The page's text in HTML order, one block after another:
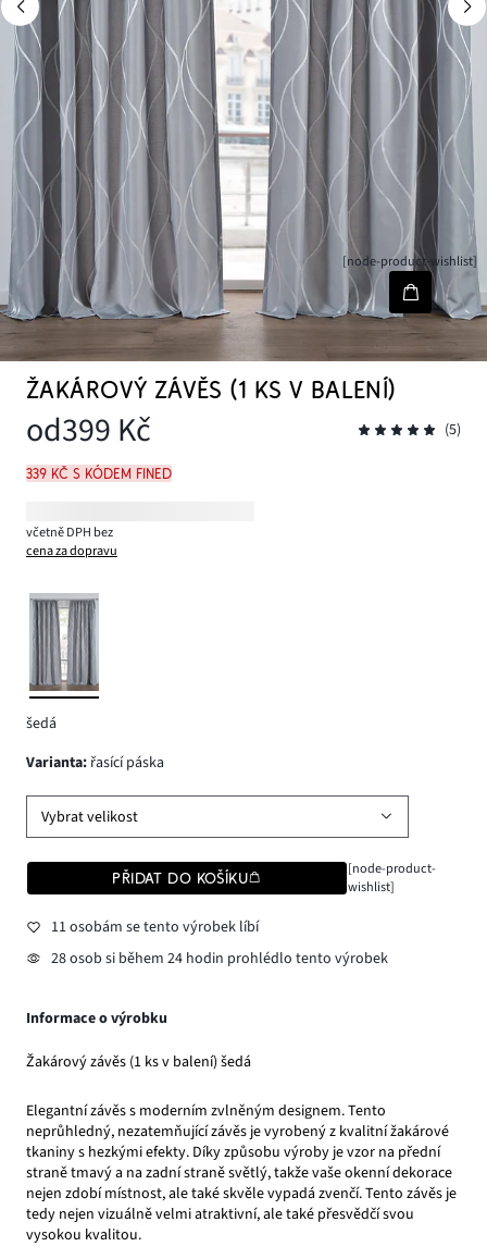
[node-product-wishlist]
ŽAKÁROVÝ ZÁVĚS (1 KS V BALENÍ)
od399 Kč (5)
339 Kč s kódem FINED
včetně DPH bez
cena za dopravu
šedá
varianta: řasící páska
Vybrat velikost
PŘIDAT DO KOŠÍKU
[node-product-
wishlist]
11 osobám se tento výrobek líbí
28 osob si během 24 hodin prohlédlo tento výrobek
Informace o výrobku
Žakárový závěs (1 ks v balení) šedá
Elegantní závěs s moderním zvlněným designem. Tento
neprůhledný, nezatemňující závěs je vyrobený z kvalitní žakárové
tkaniny s hezkými efekty. Díky způsobu výroby je vzor na přední
straně tmavý a na zadní straně světlý, takže vaše okenní dekorace
nejen zdobí místnost, ale také skvěle vypadá zvenčí. Tento závěs je
tedy nejen vizuálně velmi atraktivní, ale také přesvědčí svou
vysokou kvalitou.